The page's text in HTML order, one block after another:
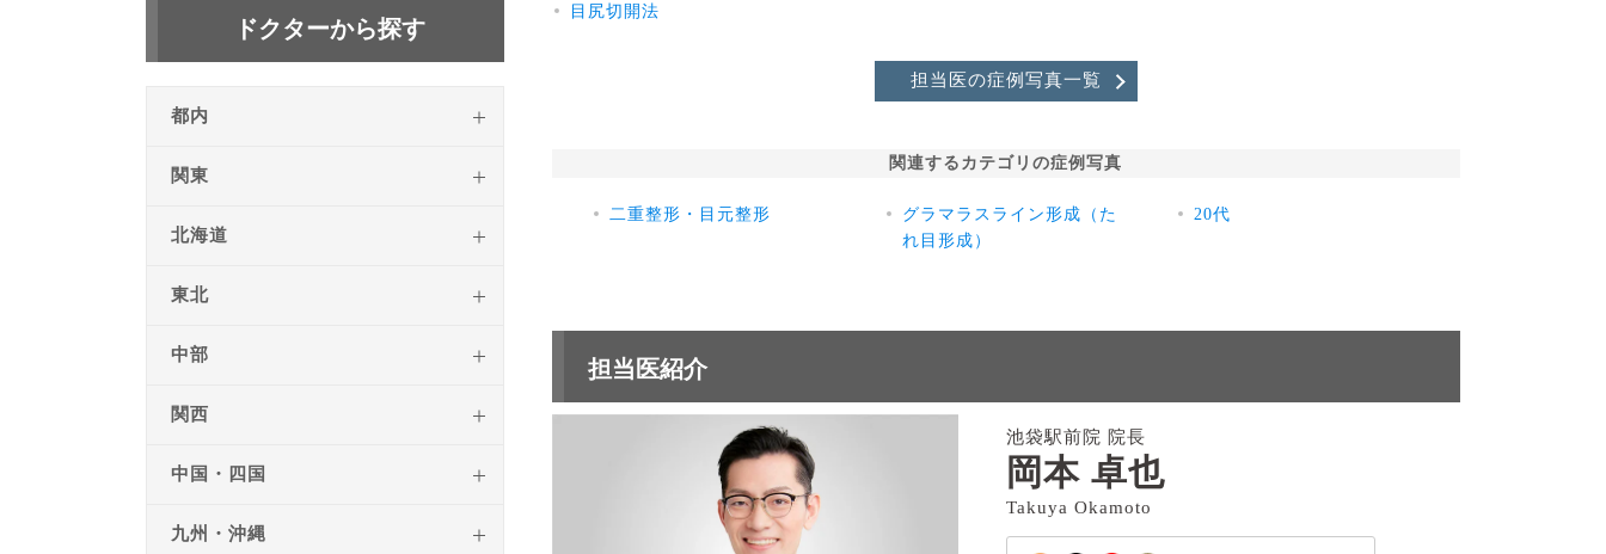
ドクターから探す
都内
関東
北海道
東北
中部
関西
中国・四国
九州・沖縄
目尻切開法
担当医の症例写真一覧
関連するカテゴリの症例写真
二重整形・目元整形
グラマラスライン形成（た
れ目形成）
20代
担当医紹介
池袋駅前院 院長
岡本 卓也
Takuya Okamoto